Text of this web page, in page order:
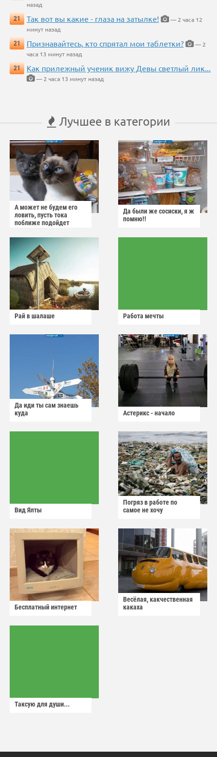
назад
21
Так вот вы какие - глаза на затылке!
— 2 часа 12
минут назад
21
Признавайтесь, кто спрятал мои таблетки?
— 2
часа 13 минут назад
21
Как прилежный ученик вижу Девы светлый лик...
— 2 часа 13 минут назад
Лучшее в категории
А может не будем его
ловить, пусть тока
поближе подойдет
Да были же сосиски, я ж
помню!!
Рай в шалаше Работа мечты
Да иди ты сам знаешь
куда
Астерикс - начало
Вид Ялты
Погряз в работе по
самое не хочу
Бесплатный интернет
Весёлая, какчественная
какаха
Таксую для души...